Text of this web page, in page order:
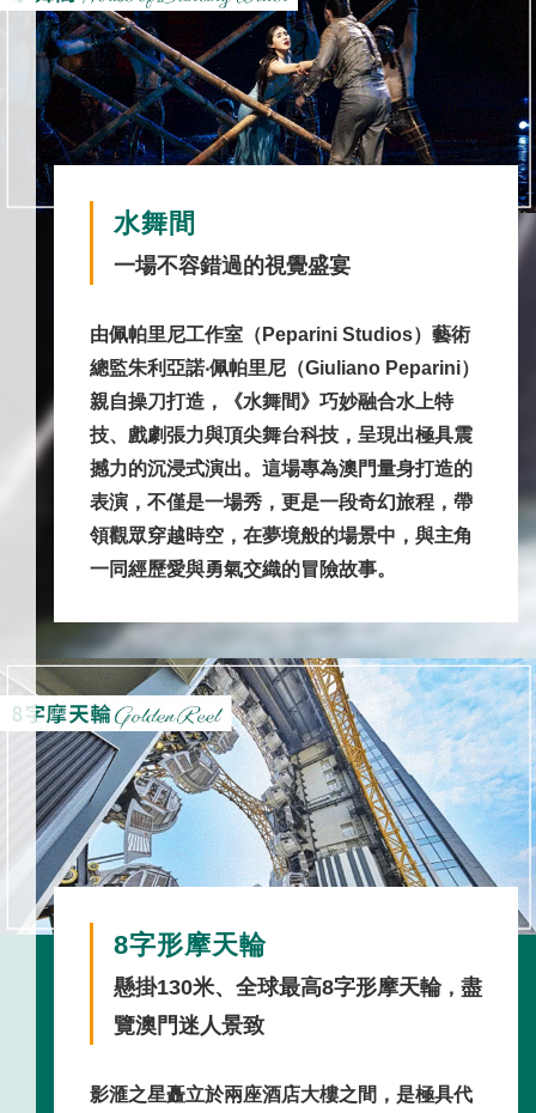
水舞間
一場不容錯過的視覺盛宴
由佩帕里尼工作室（Peparini Studios）藝術
總監朱利亞諾‧佩帕里尼（Giuliano Peparini）
親自操刀打造，《水舞間》巧妙融合水上特
技、戲劇張力與頂尖舞台科技，呈現出極具震
撼力的沉浸式演出。這場專為澳門量身打造的
表演，不僅是一場秀，更是一段奇幻旅程，帶
領觀眾穿越時空，在夢境般的場景中，與主角
一同經歷愛與勇氣交織的冒險故事。
8字形摩天輪
懸掛130米、全球最高8字形摩天輪， 盡
覽澳門迷人景致
影滙之星矗立於兩座酒店大樓之間，是極具代